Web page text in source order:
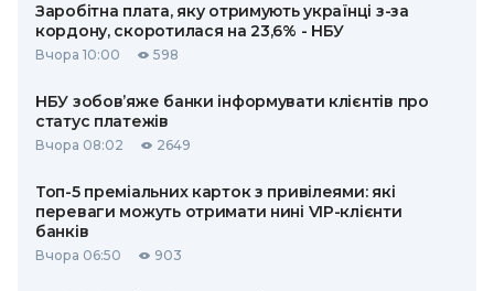
Заробітна плата, яку отримують українці з-за
кордону, скоротилася на 23,6% - НБУ
Вчора 10:00 598
НБУ зобов’яже банки інформувати клієнтів про
статус платежів
Вчора 08:02 2649
Топ-5 преміальних карток з привілеями: які
переваги можуть отримати нині VIP-клієнти
банків
Вчора 06:50 903